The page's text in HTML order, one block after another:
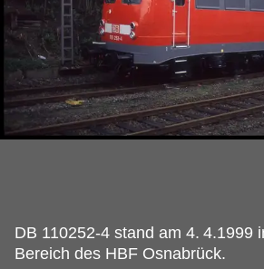
DB 110252-4 stand am 4. 4.1999
Bereich des HBF Osnabrück.